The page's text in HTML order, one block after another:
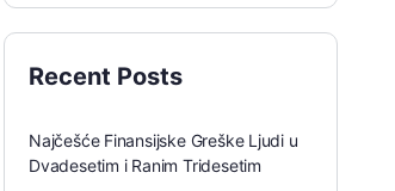
Recent Posts
Najčešće Finansijske Greške Ljudi u
Dvadesetim i Ranim Tridesetim